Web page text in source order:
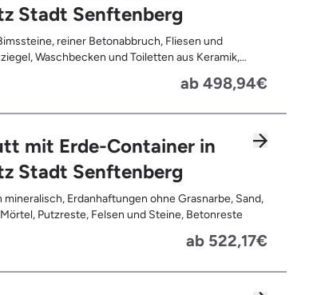
Stadt Senftenberg
reiner Betonabbruch, Fliesen und
Waschbecken und Toiletten aus Keramik,
ab 498,94€
mit Erde-Container in
Stadt Senftenberg
Erdanhaftungen ohne Grasnarbe, Sand,
Putzreste, Felsen und Steine, Betonreste
ab 522,17€